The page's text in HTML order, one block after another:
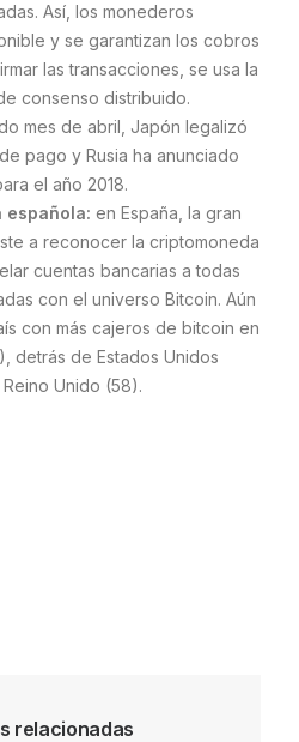
Así, los monederos
y se garantizan los cobros
las transacciones, se usa la
consenso distribuido.
mes de abril, Japón legalizó
pago y Rusia ha anunciado
el año 2018.
española: en España, la gran
a reconocer la criptomoneda
cuentas bancarias a todas
con el universo Bitcoin. Aún
con más cajeros de bitcoin en
detrás de Estados Unidos
Unido (58).
relacionadas